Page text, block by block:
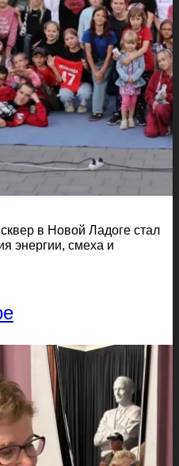
в Новой Ладоге стал
энергии, смеха и